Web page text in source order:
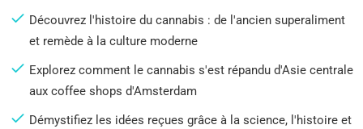
Découvrez l'histoire du cannabis : de l'ancien superaliment
et remède à la culture moderne
Explorez comment le cannabis s'est répandu d'Asie centrale
aux coffee shops d'Amsterdam
Démystifiez les idées reçues grâce à la science, l'histoire et